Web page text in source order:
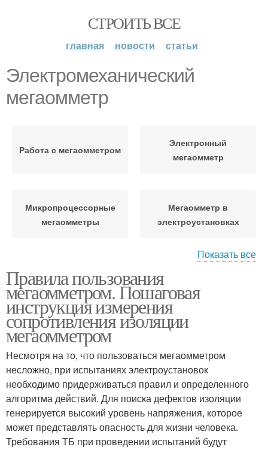
СТРОИТЬ ВСЕ
главная новости статьи
Электромеханический
мегаомметр
Работа с мегаомметром
Электронный
мегаомметр
Микропроцессорные
мегаомметры
Мегаомметр в
электроустановках
Работы с мегаомметром
Показать все
Правила пользования
мегаомметром. Пошаговая
инструкция измерения
сопротивления изоляции
мегаомметром
Несмотря на то, что пользоваться мегаомметром
несложно, при испытаниях электроустановок
необходимо придерживаться правил и определенного
алгоритма действий. Для поиска дефектов изоляции
генерируется высокий уровень напряжения, которое
может представлять опасность для жизни человека.
Требования ТБ при проведении испытаний будут